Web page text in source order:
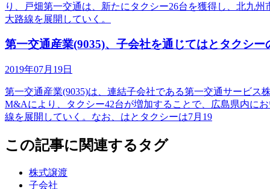
り、戸畑第一交通は、新たにタクシー26台を獲得し、北九
大路線を展開していく。
第一交通産業(9035)、子会社を通じてはとタクシー
2019年07月19日
第一交通産業(9035)は、連結子会社である第一交通サービ
M&Aにより、タクシー42台が増加することで、広島県内に
線を展開していく。なお、はとタクシーは7月19
この記事に関連するタグ
株式譲渡
子会社